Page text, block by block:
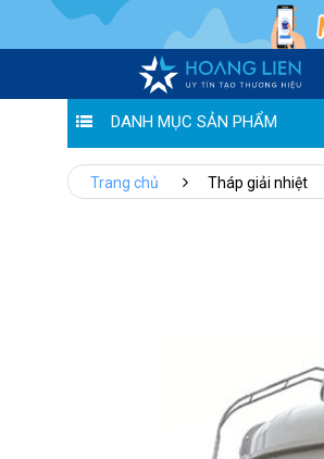
DANH MỤC SẢN PHẨM
Trang chủ Tháp giải nhiệt